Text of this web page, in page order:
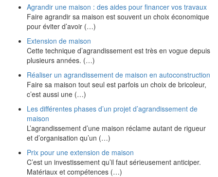
Agrandir une maison : des aides pour financer vos travaux
Faire agrandir sa maison est souvent un choix économique
pour éviter d’avoir (…)
Extension de maison
Cette technique d’agrandissement est très en vogue depuis
plusieurs années. (…)
Réaliser un agrandissement de maison en autoconstruction
Faire sa maison tout seul est parfois un choix de bricoleur,
c’est aussi une (…)
Les différentes phases d’un projet d’agrandissement de
maison
L’agrandissement d’une maison réclame autant de rigueur
et d’organisation qu’un (…)
Prix pour une extension de maison
C’est un investissement qu’il faut sérieusement anticiper.
Matériaux et compétences (…)